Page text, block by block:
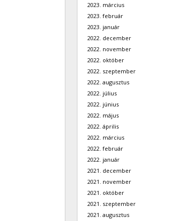
2023. március
2023. február
2023. január
2022. december
2022. november
2022. október
2022. szeptember
2022. augusztus
2022. július
2022. június
2022. május
2022. április
2022. március
2022. február
2022. január
2021. december
2021. november
2021. október
2021. szeptember
2021. augusztus